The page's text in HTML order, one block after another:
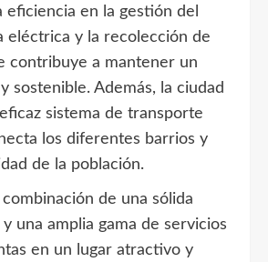
eficiencia en la gestión del
eléctrica y la recolección de
contribuye a mantener un
sostenible. Además, la ciudad
sistema de transporte
los diferentes barrios y
de la población.
de una sólida
una amplia gama de servicios
en un lugar atractivo y